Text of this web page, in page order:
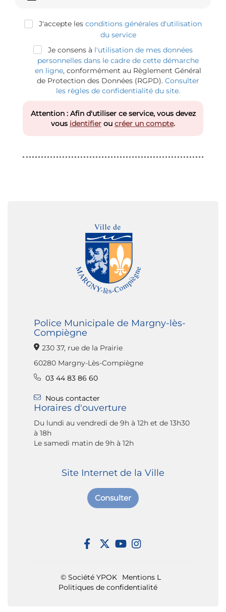
J'accepte les conditions générales d'utilisation
du service
Je consens à l'utilisation de mes données
personnelles dans le cadre de cette démarche
en ligne, conformément au Règlement Général
de Protection des Données (RGPD). Consulter
les règles de confidentialité du site.
Attention : Afin d'utiliser ce service, vous devez
vous identifier ou créer un compte.
Police Municipale de Margny-lès-
Compiègne
230 37, rue de la Prairie
60280 Margny-Lès-Compiègne
03 44 83 86 60
Nous contacter
Horaires d'ouverture
Du lundi au vendredi de 9h à 12h et de 13h30
à 18h
Le samedi matin de 9h à 12h
Site Internet de la Ville
Consulter
© Société YPOK
Mentions L
Politiques de confidentialité